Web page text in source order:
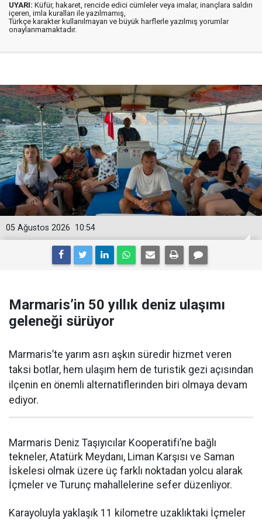
UYARI: Küfür, hakaret, rencide edici cümleler veya imalar, inançlara saldırı
içeren, imla kuralları ile yazılmamış,
Türkçe karakter kullanılmayan ve büyük harflerle yazılmış yorumlar
onaylanmamaktadır.
10:54
05 Ağustos 2026
Marmaris’in 50 yıllık deniz ulaşımı
geleneği sürüyor
Marmaris’te yarım asrı aşkın süredir hizmet veren
taksi botlar, hem ulaşım hem de turistik gezi açısından
ilçenin en önemli alternatiflerinden biri olmaya devam
ediyor.
Marmaris Deniz Taşıyıcılar Kooperatifi’ne bağlı
tekneler, Atatürk Meydanı, Liman Karşısı ve Saman
İskelesi olmak üzere üç farklı noktadan yolcu alarak
İçmeler ve Turunç mahallelerine sefer düzenliyor.
Karayoluyla yaklaşık 11 kilometre uzaklıktaki İçmeler